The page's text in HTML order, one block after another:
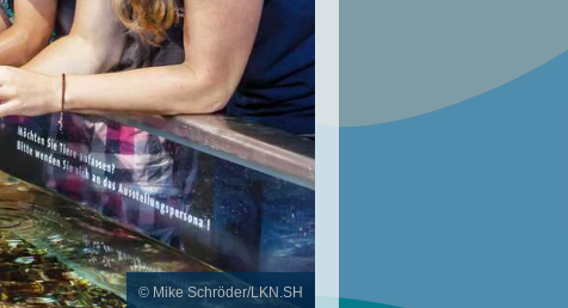
© Mike Schröder/LKN.SH